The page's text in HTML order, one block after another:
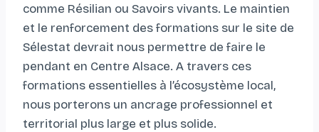
comme Résilian ou Savoirs vivants. Le maintien
et le renforcement des formations sur le site de
Sélestat devrait nous permettre de faire le
pendant en Centre Alsace. A travers ces
formations essentielles à l’écosystème local,
nous porterons un ancrage professionnel et
territorial plus large et plus solide.